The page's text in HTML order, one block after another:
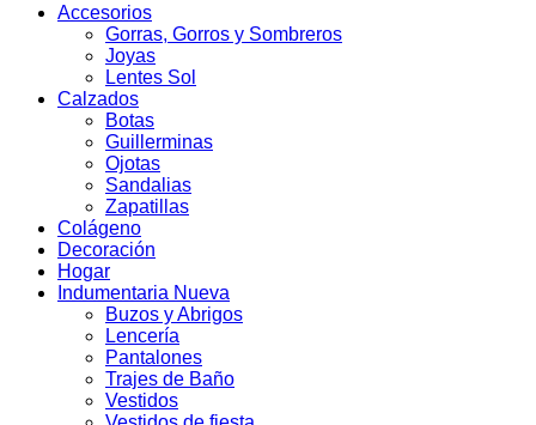
Accesorios
Gorras, Gorros y Sombreros
Joyas
Lentes Sol
Calzados
Botas
Guillerminas
Ojotas
Sandalias
Zapatillas
Colágeno
Decoración
Hogar
Indumentaria Nueva
Buzos y Abrigos
Lencería
Pantalones
Trajes de Baño
Vestidos